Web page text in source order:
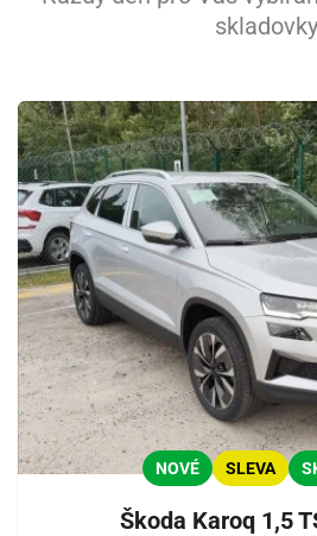
skladovky
NOVÉ SLEVA
Škoda Karoq 1,5